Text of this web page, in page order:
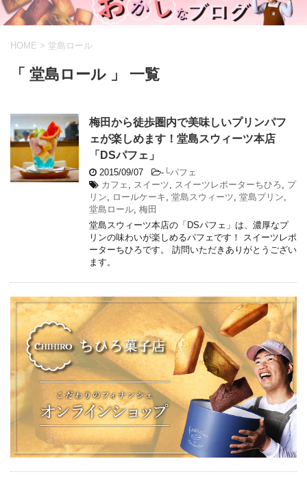
HOME > 堂島ロール
「 堂島ロール 」 一覧
梅田から徒歩圏内で美味しいプリンパフ
ェが楽しめます！堂島スウィーツ本店
「DSパフェ」
2015/09/07 - └パフェ
カフェ
スイーツ スイーツレポーターちひろ
プ
リン
ロールケーキ 堂島スウィーツ 堂島プリン
堂島ロール 梅田
堂島スウィーツ本店の「DSパフェ」は、濃厚なプ
リンの味わいが楽しめるパフェです！ スイーツレポ
ーターちひろです。 訪問いただきありがとうござい
ます。